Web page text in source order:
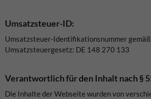
Umsatzsteuer-ID:
Umsatzsteuer-Identifikationsnummer gemäß
Umsatzsteuergesetz: DE 148 270 133
Verantwortlich für den Inhalt nach §
Die Inhalte der Webseite wurden von